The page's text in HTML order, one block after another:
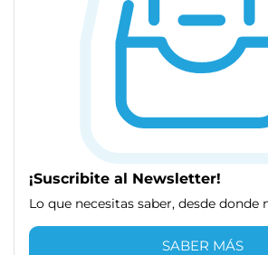
¡Suscribite al Newsletter!
Lo que necesitas saber, desde donde
SABER MÁS